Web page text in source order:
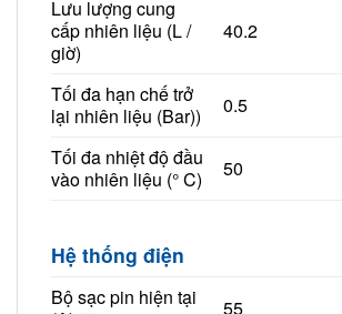
Lưu lượng cung
cấp nhiên liệu (L /
giờ)
40.2
Tối đa hạn chế trở
lại nhiên liệu (Bar))
0.5
Tối đa nhiệt độ đầu
vào nhiên liệu (° C)
50
Hệ thống điện
Bộ sạc pin hiện tại
55